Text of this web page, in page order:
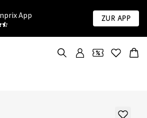
App Zur App